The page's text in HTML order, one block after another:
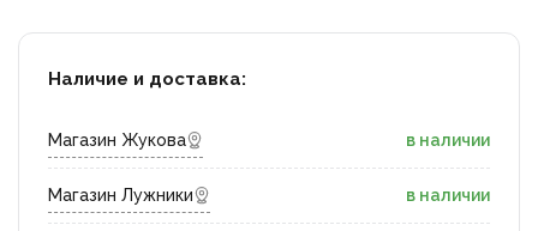
Наличие и доставка:
Магазин Жукова в наличии
Магазин Лужники в наличии